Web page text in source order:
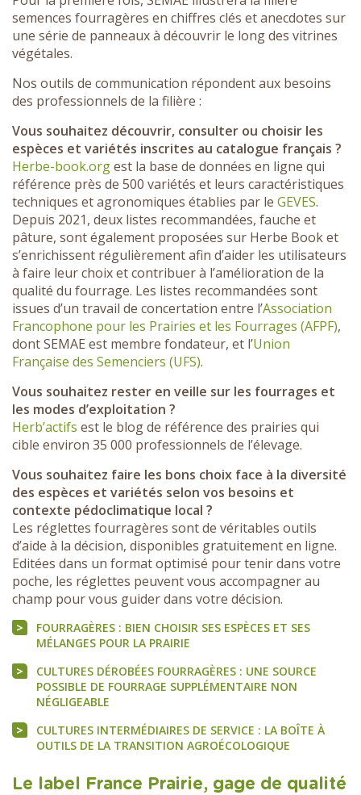
semences fourragères en chiffres clés et anecdotes sur
une série de panneaux à découvrir le long des vitrines
végétales.
Nos outils de communication répondent aux besoins
des professionnels de la filière :
Vous souhaitez découvrir, consulter ou choisir les
espèces et variétés inscrites au catalogue français ?
Herbe-book.orgest la base de données en ligne qui
référence près de 500 variétés et leurs caractéristiques
techniques et agronomiques établies par le GEVES.
Depuis 2021, deux listes recommandées, fauche et
pâture, sont également proposées sur Herbe Book et
s’enrichissent régulièrement afin d’aider les utilisateurs
à faire leur choix et contribuer à l’amélioration de la
qualité du fourrage. Les listes recommandées sont
issues d’un travail de concertation entre l’Association
Francophone pour les Prairies et les Fourrages (AFPF),
dont SEMAE est membre fondateur, et l’Union
Française des Semenciers (UFS).
Vous souhaitez rester en veille sur les fourrages et
les modes d’exploitation ?
Herb’actifs est le blog de référence des prairies qui
cible environ 35 000 professionnels de l’élevage.
Vous souhaitez faire les bons choix face à la diversité
des espèces et variétés selon vos besoins et
contexte pédoclimatique local ?
Les réglettes fourragères sont de véritables outils
d’aide à la décision, disponibles gratuitement en ligne.
Editées dans un format optimisé pour tenir dans votre
poche, les réglettes peuvent vous accompagner au
champ pour vous guider dans votre décision.
FOURRAGÈRES : BIEN CHOISIR SES ESPÈCES ET SES
MÉLANGES POUR LA PRAIRIE
CULTURES DÉROBÉES FOURRAGÈRES : UNE SOURCE
POSSIBLE DE FOURRAGE SUPPLÉMENTAIRE NON
NÉGLIGEABLE
CULTURES INTERMÉDIAIRES DE SERVICE : LA BOÎTE À
OUTILS DE LA TRANSITION AGROÉCOLOGIQUE
Le label France Prairie, gage de qualité